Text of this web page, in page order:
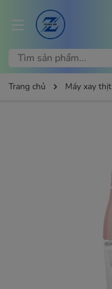
Trang chủ Máy xay thịt